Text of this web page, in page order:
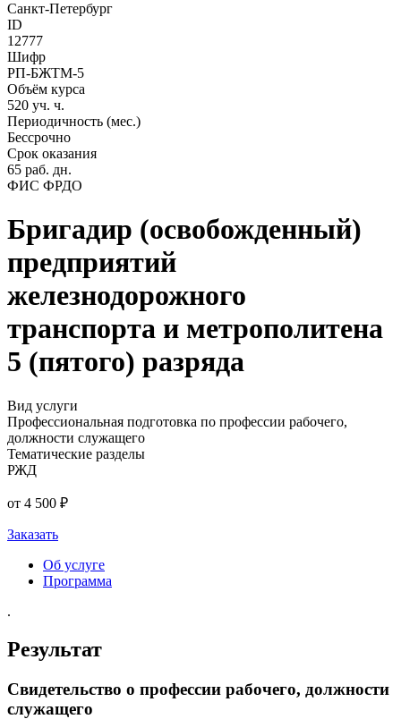
Санкт-Петербург
ID
12777
Шифр
РП-БЖТМ-5
Объём курса
520 уч. ч.
Периодичность (мес.)
Бессрочно
Срок оказания
65 раб. дн.
ФИС ФРДО
Бригадир (освобожденный)
предприятий
железнодорожного
транспорта и метрополитена
5 (пятого) разряда
Вид услуги
Профессиональная подготовка по профессии рабочего,
должности служащего
Тематические разделы
РЖД
от 4 500 ₽
Заказать
Об услуге
Программа
.
Результат
Свидетельство о профессии рабочего, должности
служащего